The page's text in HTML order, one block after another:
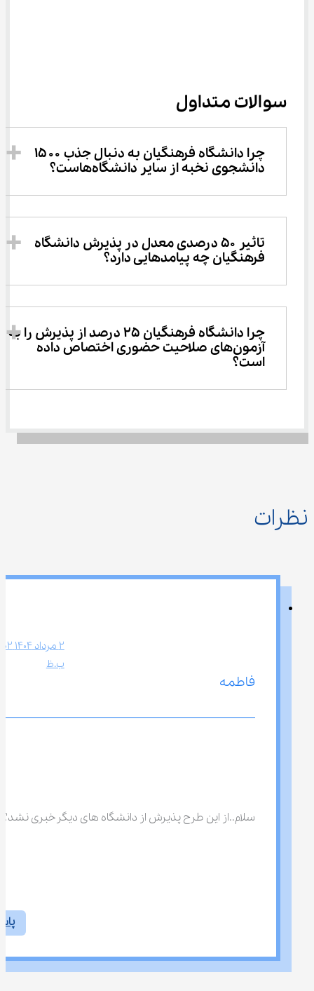
سوالات متداول
دانشجوی نخبه از سایر دانشگاه‌هاست؟
تاثیر ۵۰ درصدی معدل در پذیرش دانشگاه
فرهنگیان چه پیامدهایی دارد؟
چرا دانشگاه فرهنگیان ۲۵ درصد از پذیرش را به
آزمون‌های صلاحیت حضوری اختصاص داده
است؟
نظرات
فاطمه
ب.ظ
سلام..از این طرح پذیرش از دانشگاه های دیگر‌خبری نشد؟